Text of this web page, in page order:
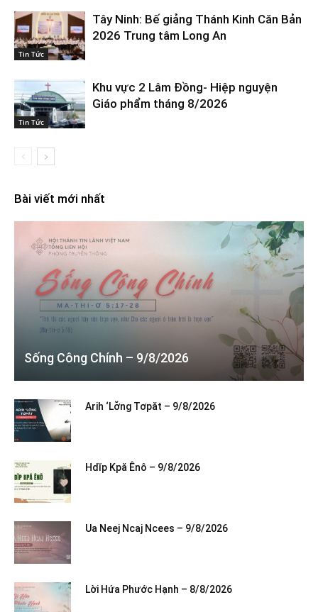
Tin Tức
Tây Ninh: Bế giảng Thánh Kinh Căn Bản
2026 Trung tâm Long An
Tin Tức
Khu vực 2 Lâm Đồng- Hiệp nguyện
Giáo phẩm tháng 8/2026
Bài viết mới nhất
Sống Công Chính – 9/8/2026
Arih ‘Lơ̆ng Tơpăt – 9/8/2026
Hdĭp Kpă Ênô – 9/8/2026
Ua Neej Ncaj Ncees – 9/8/2026
Lời Hứa Phước Hạnh – 8/8/2026